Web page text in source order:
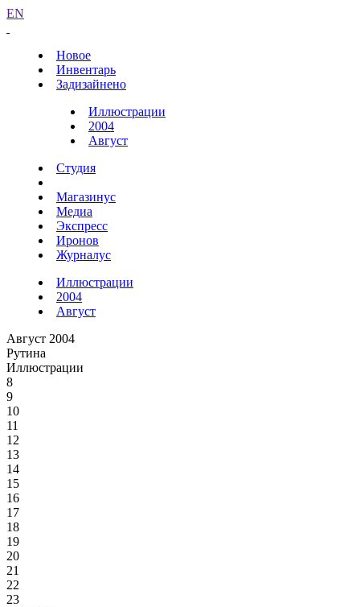
EN
Новое
Инвентарь
Задизайнено
Иллюстрации
2004
Август
Студия
Магазинус
Медиа
Экспресс
Иронов
Журналус
Иллюстрации
2004
Август
Август 2004
Рутина
Иллюстрации
8
9
10
11
12
13
14
15
16
17
18
19
20
21
22
23